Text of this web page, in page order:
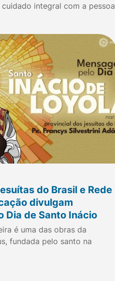
integral com a pessoa
do Brasil e Rede
divulgam
Dia de Santo Inácio
é uma das obras da
fundada pelo santo na